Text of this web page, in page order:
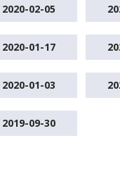
2020-02-05
2020-01-17
2020-01-03
2019-09-30